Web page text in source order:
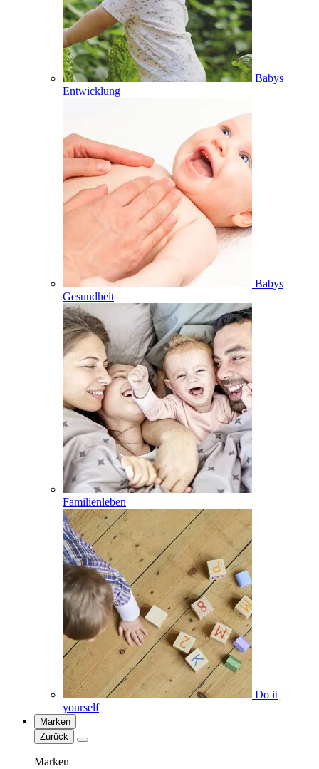
Babys
Entwicklung
Babys
Gesundheit
Familienleben
Do it
yourself
Marken
Zurück
Marken